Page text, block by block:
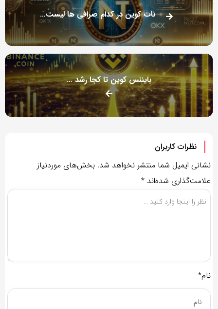
نات کوین در کدام صرافی ها لیست شده است؟
بایننس کوین تا کجا رشد می کند؟
نظرات کاربران
نشانی ایمیل شما منتشر نخواهد شد. بخش‌های موردنیاز
علامت‌گذاری شده‌اند *
نام*